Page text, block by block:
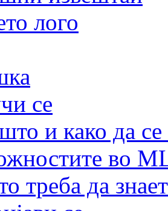
лого
се
и како да
во
треба да